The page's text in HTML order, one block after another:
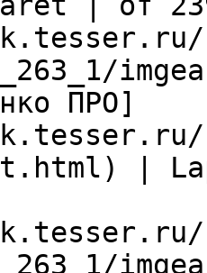
ПРО]
|